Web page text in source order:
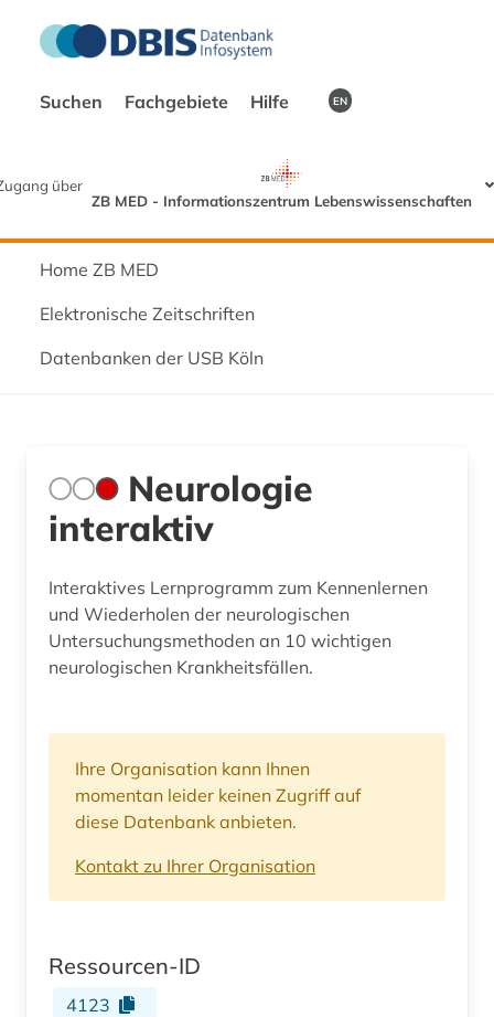
Suchen Fachgebiete Hilfe EN
über
ZB MED - Informationszentrum Lebenswissenschaften
Home ZB MED
Elektronische Zeitschriften
Datenbanken der USB Köln
Neurologie
interaktiv
Interaktives Lernprogramm zum Kennenlernen
und Wiederholen der neurologischen
Untersuchungsmethoden an 10 wichtigen
neurologischen Krankheitsfällen.
Ihre Organisation kann Ihnen
momentan leider keinen Zugriff auf
diese Datenbank anbieten.
Kontakt zu Ihrer Organisation
Ressourcen-ID
4123